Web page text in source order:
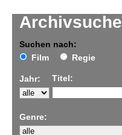
Archivsuche
Suchen nach:
Film
Regie
Jahr: Titel:
Genre: